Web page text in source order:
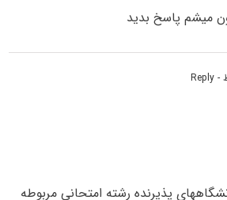
- Reply
پذیرنده رشته امتحانی مربوطه